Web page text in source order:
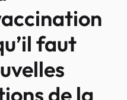
faut
de la